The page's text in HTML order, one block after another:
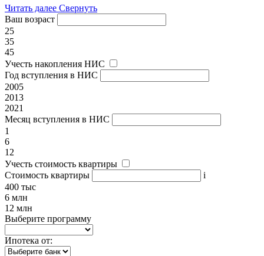
Читать далее Свернуть
Ваш возраст
25
35
45
Учесть накопления НИС
Год вступления в НИС
2005
2013
2021
Месяц вступления в НИС
1
6
12
Учесть стоимость квартиры
Стоимость квартиры
i
400 тыс
6 млн
12 млн
Выберите программу
Ипотека от: